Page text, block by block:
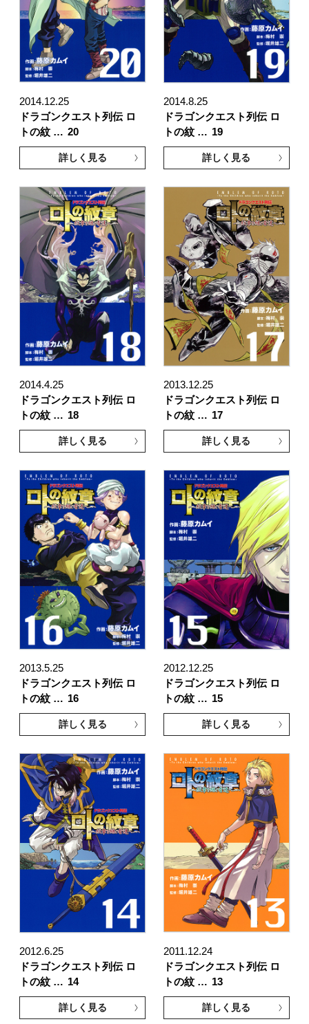
2014.12.25
ドラゴンクエスト列伝 ロ
トの紋 … 20
詳しく見る
2014.8.25
ドラゴンクエスト列伝 ロ
トの紋 … 19
詳しく見る
2014.4.25
ドラゴンクエスト列伝 ロ
トの紋 … 18
詳しく見る
2013.12.25
ドラゴンクエスト列伝 ロ
トの紋 … 17
詳しく見る
2013.5.25
ドラゴンクエスト列伝 ロ
トの紋 … 16
詳しく見る
2012.12.25
ドラゴンクエスト列伝 ロ
トの紋 … 15
詳しく見る
2012.6.25
ドラゴンクエスト列伝 ロ
トの紋 … 14
詳しく見る
2011.12.24
ドラゴンクエスト列伝 ロ
トの紋 … 13
詳しく見る